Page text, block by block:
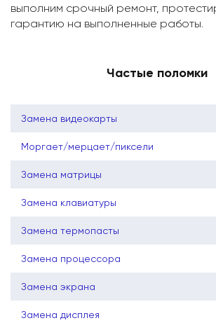
выполним срочный ремонт,
гарантию на выполненные работы.
Частые поломки
Замена видеокарты
Моргает/мерцает/пиксели
Замена матрицы
Замена клавиатуры
Замена термопасты
Замена процессора
Замена экрана
Замена дисплея